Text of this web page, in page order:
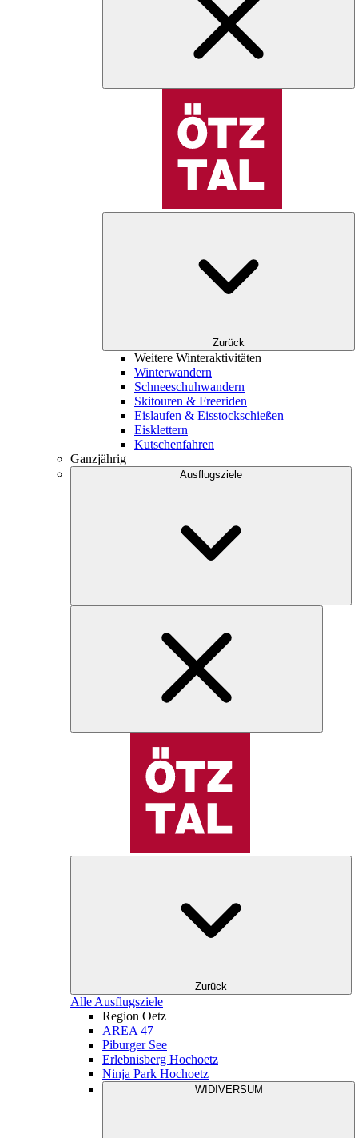
Zurück
Weitere Winteraktivitäten
Winterwandern
Schneeschuhwandern
Skitouren & Freeriden
Eislaufen & Eisstockschießen
Eisklettern
Kutschenfahren
Ganzjährig
Ausflugsziele
Zurück
Alle Ausflugsziele
Region Oetz
AREA 47
Piburger See
Erlebnisberg Hochoetz
Ninja Park Hochoetz
WIDIVERSUM